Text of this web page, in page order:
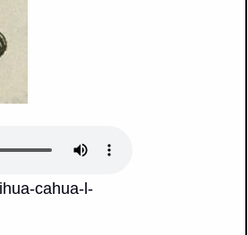
cahua-l-